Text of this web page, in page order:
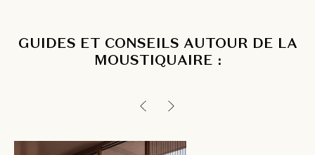
GUIDES ET CONSEILS AUTOUR DE LA
MOUSTIQUAIRE :